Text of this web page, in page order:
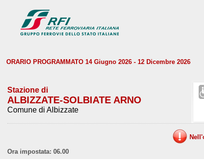
ORARIO PROGRAMMATO 14 Giugno 2026 - 12 Dicembre 2026
Stazione di
ALBIZZATE-SOLBIATE ARNO
Comune di Albizzate
Ora impostata: 06.00